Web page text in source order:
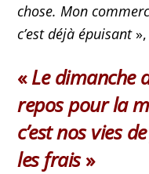
chose. Mon
c’est déjà épuisant»,
«Le dimanche
repos pour la
c’est nos vies
les frais»